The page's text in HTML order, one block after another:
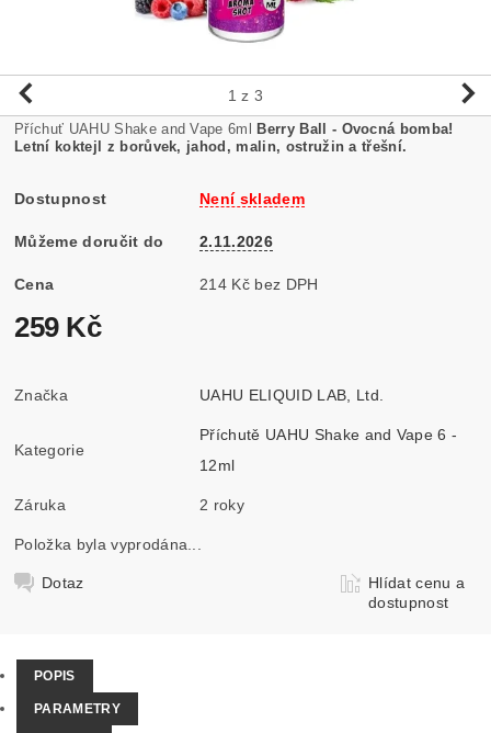
1 z 3
Příchuť UAHU Shake and Vape 6ml Berry Ball - Ovocná bomba!
Letní koktejl z borůvek, jahod, malin, ostružin a třešní.
Dostupnost Není skladem
Můžeme doručit do 2.11.2026
Cena 214 Kč bez DPH
259 Kč
Značka UAHU ELIQUID LAB, Ltd.
Kategorie
Příchutě UAHU Shake and Vape 6 -
12ml
Záruka 2 roky
Položka byla vyprodána...
Dotaz
Hlídat cenu a
dostupnost
POPIS
PARAMETRY